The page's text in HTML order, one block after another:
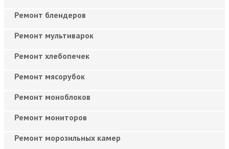
Ремонт блендеров
Ремонт мультиварок
Ремонт хлебопечек
Ремонт мясорубок
Ремонт моноблоков
Ремонт мониторов
Ремонт морозильных камер